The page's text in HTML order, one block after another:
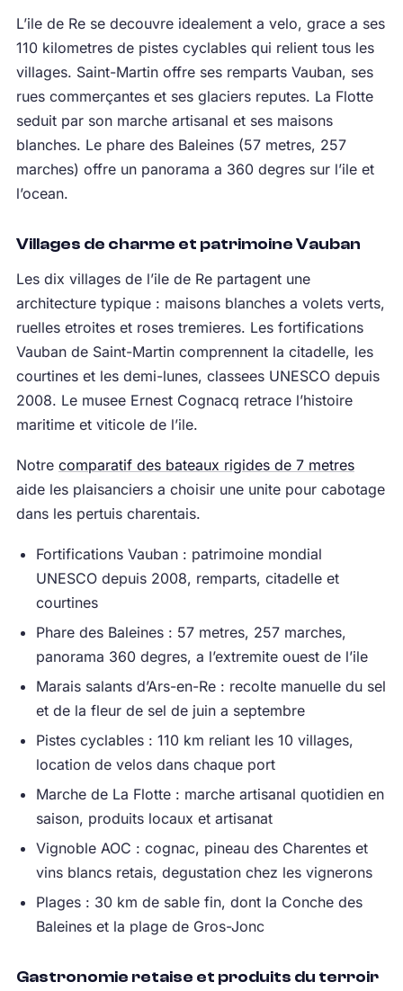
L’ile de Re se decouvre idealement a velo, grace a ses
110 kilometres de pistes cyclables qui relient tous les
villages. Saint-Martin offre ses remparts Vauban, ses
rues commerçantes et ses glaciers reputes. La Flotte
seduit par son marche artisanal et ses maisons
blanches. Le phare des Baleines (57 metres, 257
marches) offre un panorama a 360 degres sur l’ile et
l’ocean.
Villages de charme et patrimoine Vauban
Les dix villages de l’ile de Re partagent une
architecture typique : maisons blanches a volets verts,
ruelles etroites et roses tremieres. Les fortifications
Vauban de Saint-Martin comprennent la citadelle, les
courtines et les demi-lunes, classees UNESCO depuis
2008. Le musee Ernest Cognacq retrace l’histoire
maritime et viticole de l’ile.
Notre comparatif des bateaux rigides de 7 metres
aide les plaisanciers a choisir une unite pour cabotage
dans les pertuis charentais.
Fortifications Vauban : patrimoine mondial
UNESCO depuis 2008, remparts, citadelle et
courtines
Phare des Baleines : 57 metres, 257 marches,
panorama 360 degres, a l’extremite ouest de l’ile
Marais salants d’Ars-en-Re : recolte manuelle du sel
et de la fleur de sel de juin a septembre
Pistes cyclables : 110 km reliant les 10 villages,
location de velos dans chaque port
Marche de La Flotte : marche artisanal quotidien en
saison, produits locaux et artisanat
Vignoble AOC : cognac, pineau des Charentes et
vins blancs retais, degustation chez les vignerons
Plages : 30 km de sable fin, dont la Conche des
Baleines et la plage de Gros-Jonc
Gastronomie retaise et produits du terroir